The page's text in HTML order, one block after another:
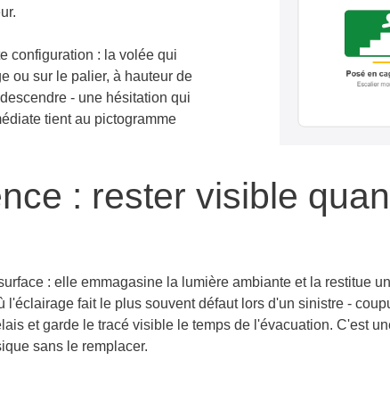
configuration : la volée qui
ou sur le palier, à hauteur de
- une hésitation qui
tient au pictogramme
: rester visible
: elle emmagasine la lumière ambiante et la restitue
l'éclairage fait le plus souvent défaut lors d'un sinistre -
et garde le tracé visible le temps de l'évacuation. C'est
sans le remplacer.